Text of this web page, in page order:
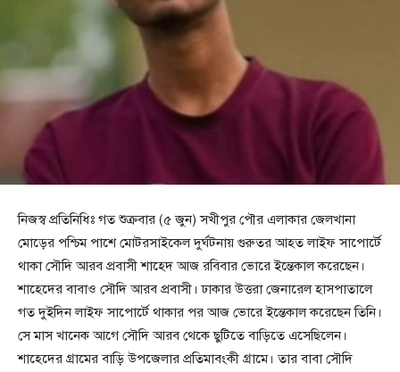
নিজস্ব প্রতিনিধিঃ গত শুক্রবার (৫ জুন) সখীপুর পৌর এলাকার জেলখানা
মোড়ের পশ্চিম পাশে মোটরসাইকেল দুর্ঘটনায় গুরুতর আহত লাইফ সাপোর্টে
থাকা সৌদি আরব প্রবাসী শাহেদ আজ রবিবার ভোরে ইন্তেকাল করেছেন।
শাহেদের বাবাও সৌদি আরব প্রবাসী। ঢাকার উত্তরা জেনারেল হাসপাতালে
গত দুইদিন লাইফ সাপোর্টে থাকার পর আজ ভোরে ইন্তেকাল করেছেন তিনি।
সে মাস খানেক আগে সৌদি আরব থেকে ছুটিতে বাড়িতে এসেছিলেন।
শাহেদের গ্রামের বাড়ি উপজেলার প্রতিমাবংকী গ্রামে। তার বাবা সৌদি